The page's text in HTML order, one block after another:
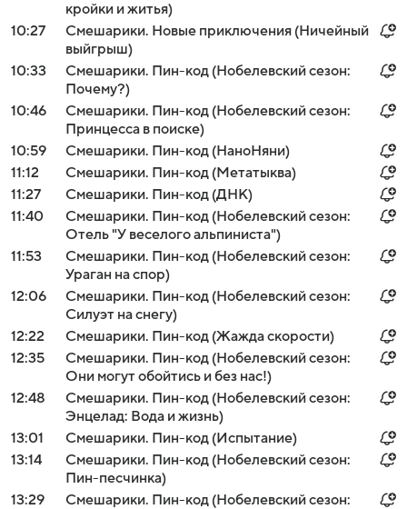
кройки и житья)
10:27
Смешарики. Новые приключения (Ничейный
выйгрыш)
10:33
Смешарики. Пин-код (Нобелевский сезон:
Почему?)
10:46
Смешарики. Пин-код (Нобелевский сезон:
Принцесса в поиске)
10:59
Смешарики. Пин-код (НаноНяни)
11:12
Смешарики. Пин-код (Метатыква)
11:27
Смешарики. Пин-код (ДНК)
11:40
Смешарики. Пин-код (Нобелевский сезон:
Отель "У веселого альпиниста")
11:53
Смешарики. Пин-код (Нобелевский сезон:
Ураган на спор)
12:06
Смешарики. Пин-код (Нобелевский сезон:
Силуэт на снегу)
12:22
Смешарики. Пин-код (Жажда скорости)
12:35
Смешарики. Пин-код (Нобелевский сезон:
Они могут обойтись и без нас!)
12:48
Смешарики. Пин-код (Нобелевский сезон:
Энцелад: Вода и жизнь)
13:01
Смешарики. Пин-код (Испытание)
13:14
Смешарики. Пин-код (Нобелевский сезон:
Пин-песчинка)
13:29
Смешарики. Пин-код (Нобелевский сезон: